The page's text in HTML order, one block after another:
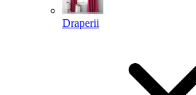
Draperii